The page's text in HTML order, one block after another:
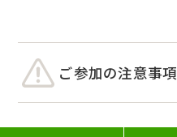
ご参加の注意事項